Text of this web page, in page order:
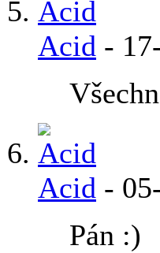
Acid -
Acid -
Pán :)